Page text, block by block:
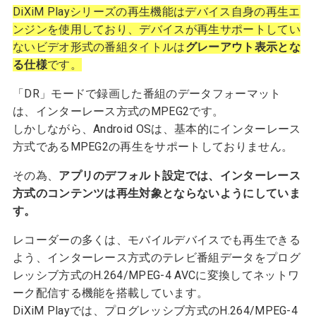
DiXiM Playシリーズの再生機能はデバイス自身の再生エ
ンジンを使用しており、デバイスが再生サポートしてい
ないビデオ形式の番組タイトルはグレーアウト表示とな
る仕様です。
「DR」モードで録画した番組のデータフォーマット
は、インターレース方式のMPEG2です。
しかしながら、Android OSは、基本的にインターレース
方式であるMPEG2の再生をサポートしておりません。
その為、 アプリのデフォルト設定では、インターレース
方式のコンテンツは再生対象とならないようにしていま
す。
レコーダーの多くは、モバイルデバイスでも再生できる
よう、インターレース方式のテレビ番組データをプログ
レッシブ方式のH.264/MPEG-4 AVCに変換してネットワ
ーク配信する機能を搭載しています。
DiXiM Playでは、プログレッシブ方式のH.264/MPEG-4